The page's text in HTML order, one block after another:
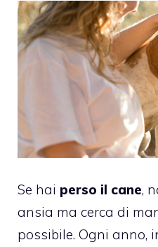
Se hai perso il cane,
ansia ma cerca di
possibile. Ogni anno,